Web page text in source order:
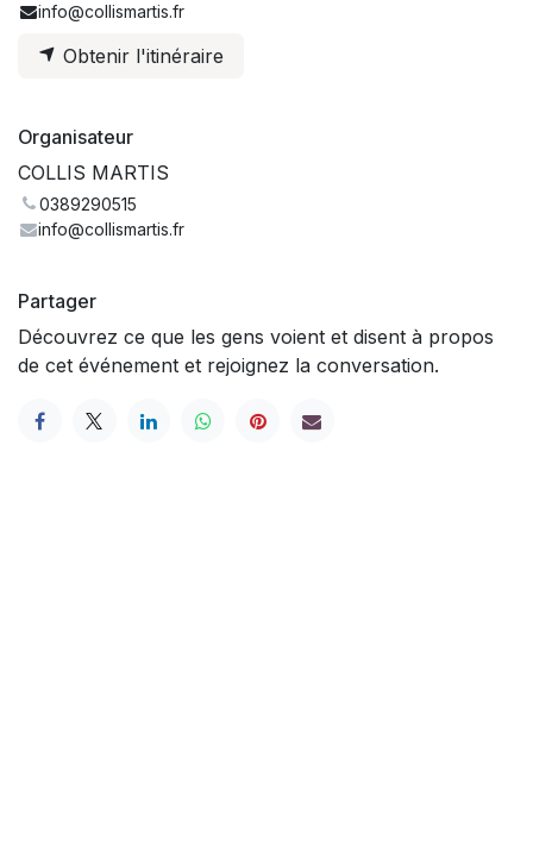
info@collismartis.fr
Obtenir l'itinéraire
Organisateur
COLLIS MARTIS
0389290515
info@collismartis.fr
Partager
Découvrez ce que les gens voient et disent à propos
de cet événement et rejoignez la conversation.